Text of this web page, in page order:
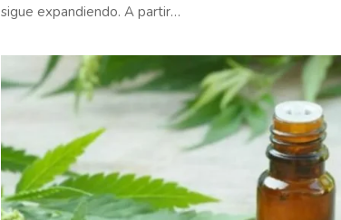
sigue expandiendo. A partir…